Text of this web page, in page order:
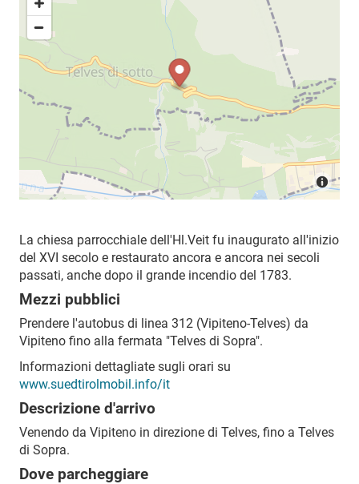
La chiesa parrocchiale dell'Hl.Veit fu inaugurato all'inizio
del XVI secolo e restaurato ancora e ancora nei secoli
passati, anche dopo il grande incendio del 1783.
Mezzi pubblici
Prendere l'autobus di linea 312 (Vipiteno-Telves) da
Vipiteno fino alla fermata "Telves di Sopra".
Informazioni dettagliate sugli orari su
www.suedtirolmobil.info/it
Descrizione d'arrivo
Venendo da Vipiteno in direzione di Telves, fino a Telves
di Sopra.
Dove parcheggiare